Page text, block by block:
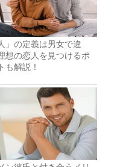
」の定義は男女で違
想の恋人を見つけるポ
も解説！